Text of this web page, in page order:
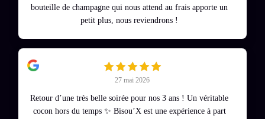
bouteille de champagne qui nous attend au frais apporte un
petit plus, nous reviendrons !
27 mai 2026
Retour d’une très belle soirée pour nos 3 ans ! Un véritable
cocon hors du temps ✨ Bisou’X est une expérience à part